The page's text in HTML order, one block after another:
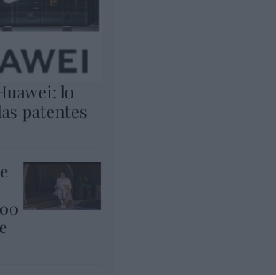
lo
patentes